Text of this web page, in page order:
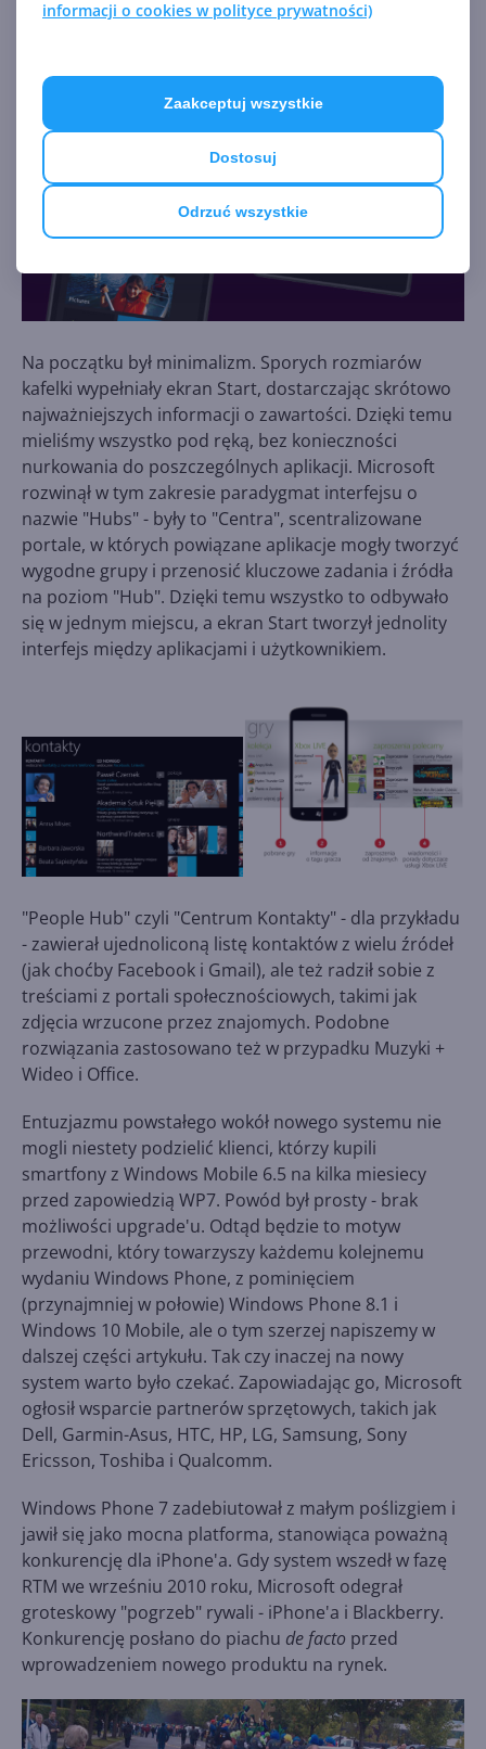
informacji o cookies w polityce prywatności)
Odrzuć wszystkie
Dostosuj
Zaakceptuj wszystkie
gradientów elementów interfejsu konkurencyjnych
Na początku był minimalizm. Sporych rozmiarów
kafelki wypełniały ekran Start, dostarczając skrótowo
najważniejszych informacji o zawartości. Dzięki temu
mieliśmy wszystko pod ręką, bez konieczności
nurkowania do poszczególnych aplikacji. Microsoft
rozwinął w tym zakresie paradygmat interfejsu o
nazwie "Hubs" - były to "Centra", scentralizowane
portale, w których powiązane aplikacje mogły tworzyć
wygodne grupy i przenosić kluczowe zadania i źródła
na poziom "Hub". Dzięki temu wszystko to odbywało
się w jednym miejscu, a ekran Start tworzył jednolity
interfejs między aplikacjami i użytkownikiem.
"People Hub" czyli "Centrum Kontakty" - dla przykładu
- zawierał ujednoliconą listę kontaktów z wielu źródeł
(jak choćby Facebook i Gmail), ale też radził sobie z
treściami z portali społecznościowych, takimi jak
zdjęcia wrzucone przez znajomych. Podobne
rozwiązania zastosowano też w przypadku Muzyki +
Wideo i Office.
Entuzjazmu powstałego wokół nowego systemu nie
mogli niestety podzielić klienci, którzy kupili
smartfony z Windows Mobile 6.5 na kilka miesiecy
przed zapowiedzią WP7. Powód był prosty - brak
możliwości upgrade'u. Odtąd będzie to motyw
przewodni, który towarzyszy każdemu kolejnemu
wydaniu Windows Phone, z pominięciem
(przynajmniej w połowie) Windows Phone 8.1 i
Windows 10 Mobile, ale o tym szerzej napiszemy w
dalszej części artykułu. Tak czy inaczej na nowy
system warto było czekać. Zapowiadając go, Microsoft
ogłosił wsparcie partnerów sprzętowych, takich jak
Dell, Garmin-Asus, HTC, HP, LG, Samsung, Sony
Ericsson, Toshiba i Qualcomm.
Windows Phone 7 zadebiutował z małym poślizgiem i
jawił się jako mocna platforma, stanowiąca poważną
konkurencję dla iPhone'a. Gdy system wszedł w fazę
RTM we wrześniu 2010 roku, Microsoft odegrał
groteskowy "pogrzeb" rywali - iPhone'a i Blackberry.
Konkurencję posłano do piachu de facto przed
wprowadzeniem nowego produktu na rynek.